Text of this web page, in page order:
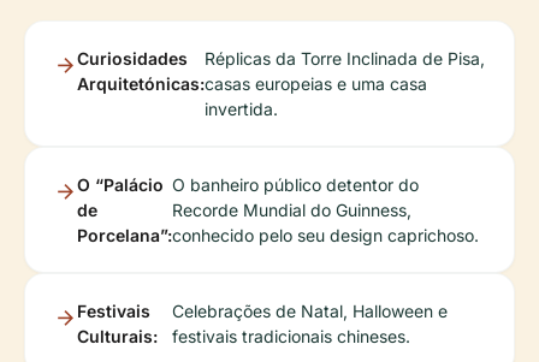
Curiosidades
Arquitetónicas:
Réplicas da Torre Inclinada de Pisa,
casas europeias e uma casa
invertida.
O “Palácio
de
Porcelana”:
O banheiro público detentor do
Recorde Mundial do Guinness,
conhecido pelo seu design caprichoso.
Festivais
Culturais:
Celebrações de Natal, Halloween e
festivais tradicionais chineses.